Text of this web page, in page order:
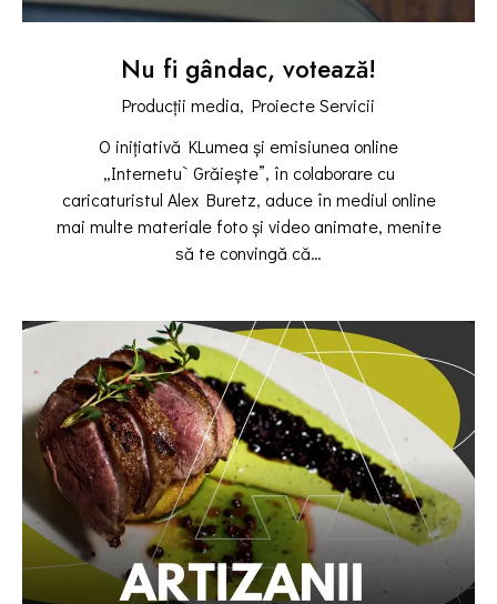
Nu fi gândac, votează!
Producții media, Proiecte Servicii
O inițiativă KLumea și emisiunea online
„Internetu` Grăiește”, în colaborare cu
caricaturistul Alex Buretz, aduce în mediul online
mai multe materiale foto și video animate, menite
să te convingă că…